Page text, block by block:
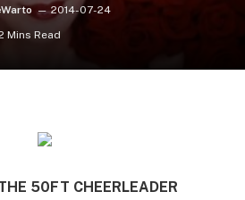
2014-07-24
Mins Read
50FT CHEERLEADER